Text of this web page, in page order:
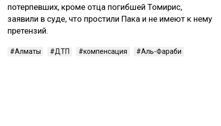
Пака составляла 1,30 промилле, а скорость
автомобиля перед столкновением могла достигать
около 219 км/ч.
В июне 2026 года Александр Пак был признан